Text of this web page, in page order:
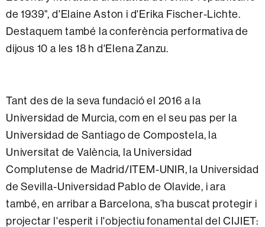
de 1939", d'Elaine Aston i d'Erika Fischer-Lichte.
Destaquem també la conferència performativa de
dijous 10 a les 18 h d'Elena Zanzu.
Tant des de la seva fundació el 2016 a la
Universidad de Murcia, com en el seu pas per la
Universidad de Santiago de Compostela, la
Universitat de València, la Universidad
Complutense de Madrid/ITEM-UNIR, la Universidad
de Sevilla-Universidad Pablo de Olavide, i ara
també, en arribar a Barcelona, s’ha buscat protegir i
projectar l'esperit i l'objectiu fonamental del CIJIET: